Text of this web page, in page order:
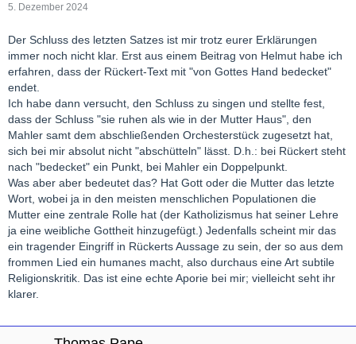
5. Dezember 2024
Der Schluss des letzten Satzes ist mir trotz eurer Erklärungen
immer noch nicht klar. Erst aus einem Beitrag von Helmut habe ich
erfahren, dass der Rückert-Text mit "von Gottes Hand bedecket"
endet.
Ich habe dann versucht, den Schluss zu singen und stellte fest,
dass der Schluss "sie ruhen als wie in der Mutter Haus", den
Mahler samt dem abschließenden Orchesterstück zugesetzt hat,
sich bei mir absolut nicht "abschütteln" lässt. D.h.: bei Rückert steht
nach "bedecket" ein Punkt, bei Mahler ein Doppelpunkt.
Was aber aber bedeutet das? Hat Gott oder die Mutter das letzte
Wort, wobei ja in den meisten menschlichen Populationen die
Mutter eine zentrale Rolle hat (der Katholizismus hat seiner Lehre
ja eine weibliche Gottheit hinzugefügt.) Jedenfalls scheint mir das
ein tragender Eingriff in Rückerts Aussage zu sein, der so aus dem
frommen Lied ein humanes macht, also durchaus eine Art subtile
Religionskritik. Das ist eine echte Aporie bei mir; vielleicht seht ihr
klarer.